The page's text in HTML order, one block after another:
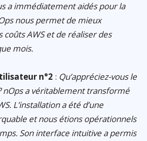
a immédiatement aidés pour la
nous permet de mieux
coûts AWS et de réaliser des
mois.
n°2 : Qu’appréciez-vous le
nOps a véritablement transformé
L’installation a été d’une
et nous étions opérationnels
Son interface intuitive a permis